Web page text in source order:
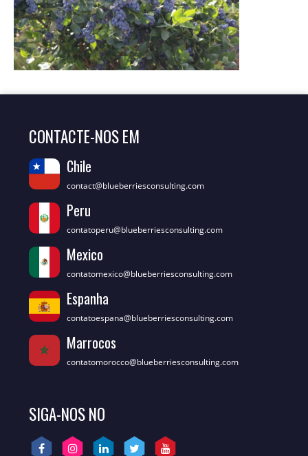
CONTACTE-NOS EM
Chile
contact@blueberriesconsulting.com
Peru
contatoperu@blueberriesconsulting.com
Mexico
contatomexico@blueberriesconsulting.com
Espanha
contatoespana@blueberriesconsulting.com
Marrocos
contatomorocco@blueberriesconsulting.com
SIGA-NOS NO